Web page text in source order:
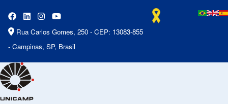
Rua Carlos Gomes, 250 - CEP: 13083-855
- Campinas, SP, Brasil